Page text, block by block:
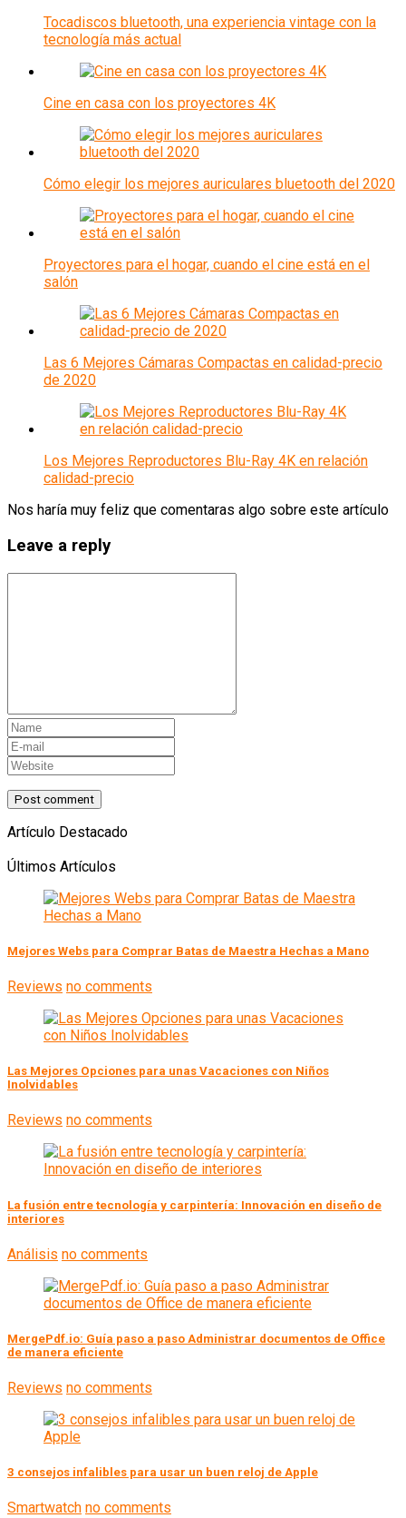
Tocadiscos bluetooth, una experiencia vintage con la
tecnología más actual
Cine en casa con los proyectores 4K
Cómo elegir los mejores auriculares bluetooth del 2020
Proyectores para el hogar, cuando el cine está en el
salón
Las 6 Mejores Cámaras Compactas en calidad-precio
de 2020
Los Mejores Reproductores Blu-Ray 4K en relación
calidad-precio
Nos haría muy feliz que comentaras algo sobre este artículo
Leave a reply
Artículo Destacado
Últimos Artículos
Mejores Webs para Comprar Batas de Maestra Hechas a Mano
Reviews no comments
Las Mejores Opciones para unas Vacaciones con Niños
Inolvidables
Reviews no comments
La fusión entre tecnología y carpintería: Innovación en diseño de
interiores
Análisis no comments
MergePdf.io: Guía paso a paso Administrar documentos de Office
de manera eficiente
Reviews no comments
3 consejos infalibles para usar un buen reloj de Apple
Smartwatch no comments